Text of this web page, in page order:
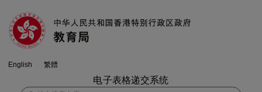
至
主
English 繁體
电子表格递交系统